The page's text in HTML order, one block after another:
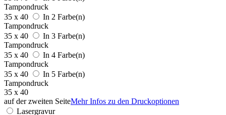
Tampondruck
35 x 40
In 2 Farbe(n)
Tampondruck
35 x 40
In 3 Farbe(n)
Tampondruck
35 x 40
In 4 Farbe(n)
Tampondruck
35 x 40
In 5 Farbe(n)
Tampondruck
35 x 40
auf der zweiten SeiteMehr Infos zu den Druckoptionen
Lasergravur